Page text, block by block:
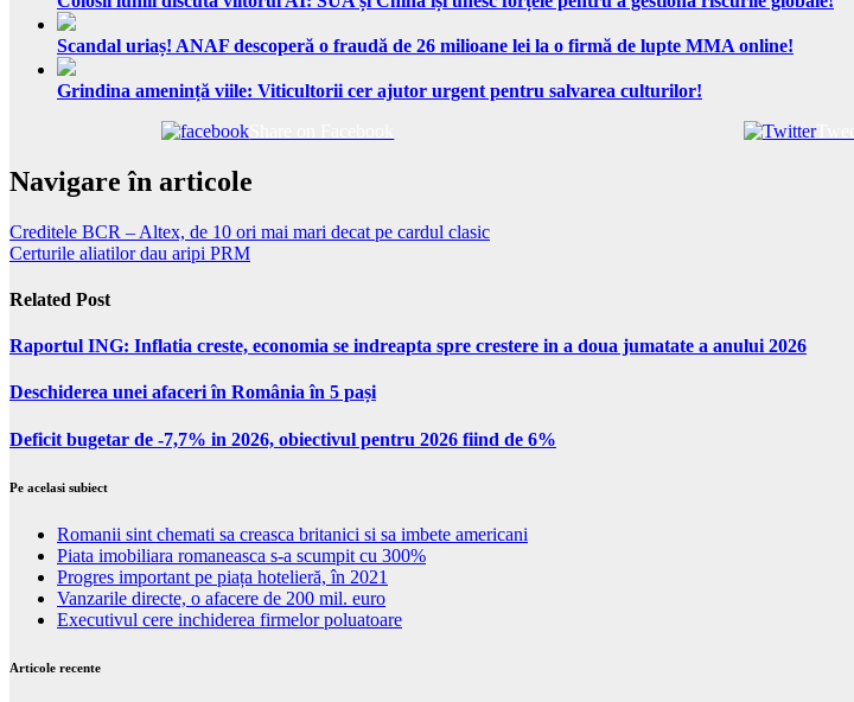
Scandal uriaș! ANAF descoperă o fraudă de 26 milioane lei la o firmă de lupte MMA online!
Grindina amenință viile: Viticultorii cer ajutor urgent pentru salvarea culturilor!
Tweet
Navigare în articole
Creditele BCR – Altex, de 10 ori mai mari decat pe cardul clasic
Certurile aliatilor dau aripi PRM
Related Post
Raportul ING: Inflatia creste, economia se indreapta spre crestere in a doua jumatate a anului 2026
Deschiderea unei afaceri în România în 5 pași
Deficit bugetar de -7,7% in 2026, obiectivul pentru 2026 fiind de 6%
Pe acelasi subiect
Romanii sint chemati sa creasca britanici si sa imbete americani
Piata imobiliara romaneasca s-a scumpit cu 300%
Progres important pe piața hotelieră, în 2021
Vanzarile directe, o afacere de 200 mil. euro
Executivul cere inchiderea firmelor poluatoare
Articole recente